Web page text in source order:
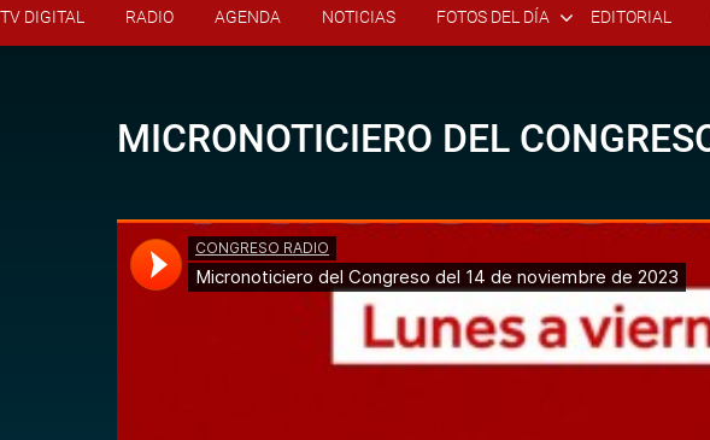
TV DIGITAL RADIO AGENDA NOTICIAS FOTOS DEL DÍA EDITORIAL
MICRONOTICIERO DEL